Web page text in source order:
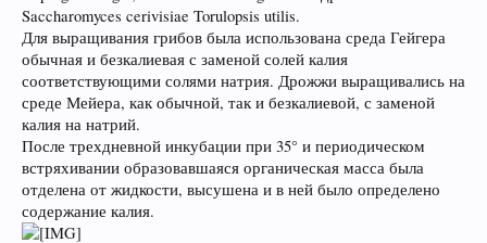
Saccharomyces cerivisiae Torulopsis utilis.
Для выращивания грибов была использована среда Гейгера
обычная и безкалиевая с заменой солей калия
соответствующими солями натрия. Дрожжи выращивались на
среде Мейера, как обычной, так и безкалиевой, с заменой
калия на натрий.
После трехдневной инкубации при 35° и периодическом
встряхивании образовавшаяся органическая масса была
отделена от жидкости, высушена и в ней было определено
содержание калия.